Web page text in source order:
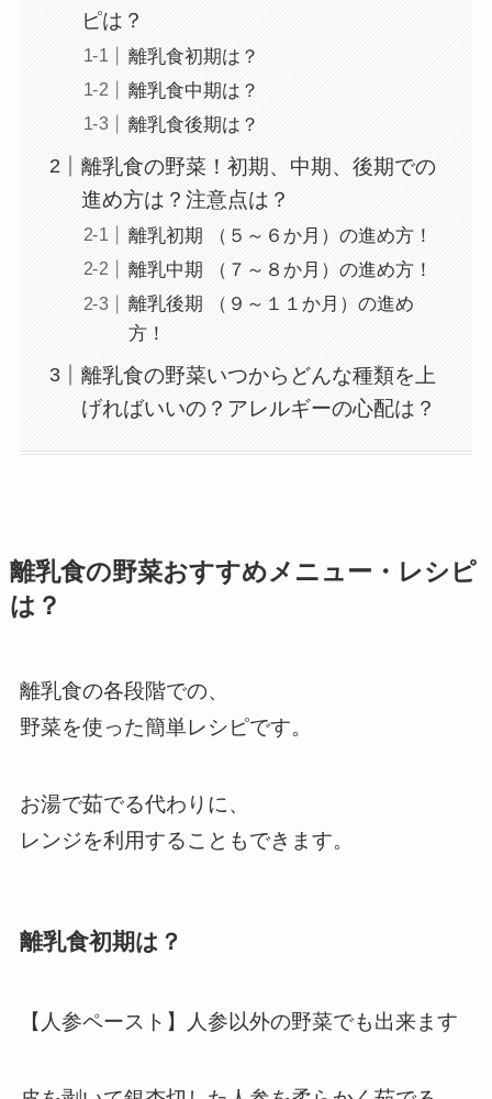
ピは？
離乳食初期は？
離乳食中期は？
離乳食後期は？
離乳食の野菜！初期、中期、後期での
進め方は？注意点は？
離乳初期 （５～６か月）の進め方！
離乳中期 （７～８か月）の進め方！
離乳後期 （９～１１か月）の進め
方！
離乳食の野菜いつからどんな種類を上
げればいいの？アレルギーの心配は？
離乳食の野菜おすすめメニュー・レシピ
は？
離乳食の各段階での、
野菜を使った簡単レシピです。
お湯で茹でる代わりに、
レンジを利用することもできます。
離乳食初期は？
【人参ペースト】人参以外の野菜でも出来ます